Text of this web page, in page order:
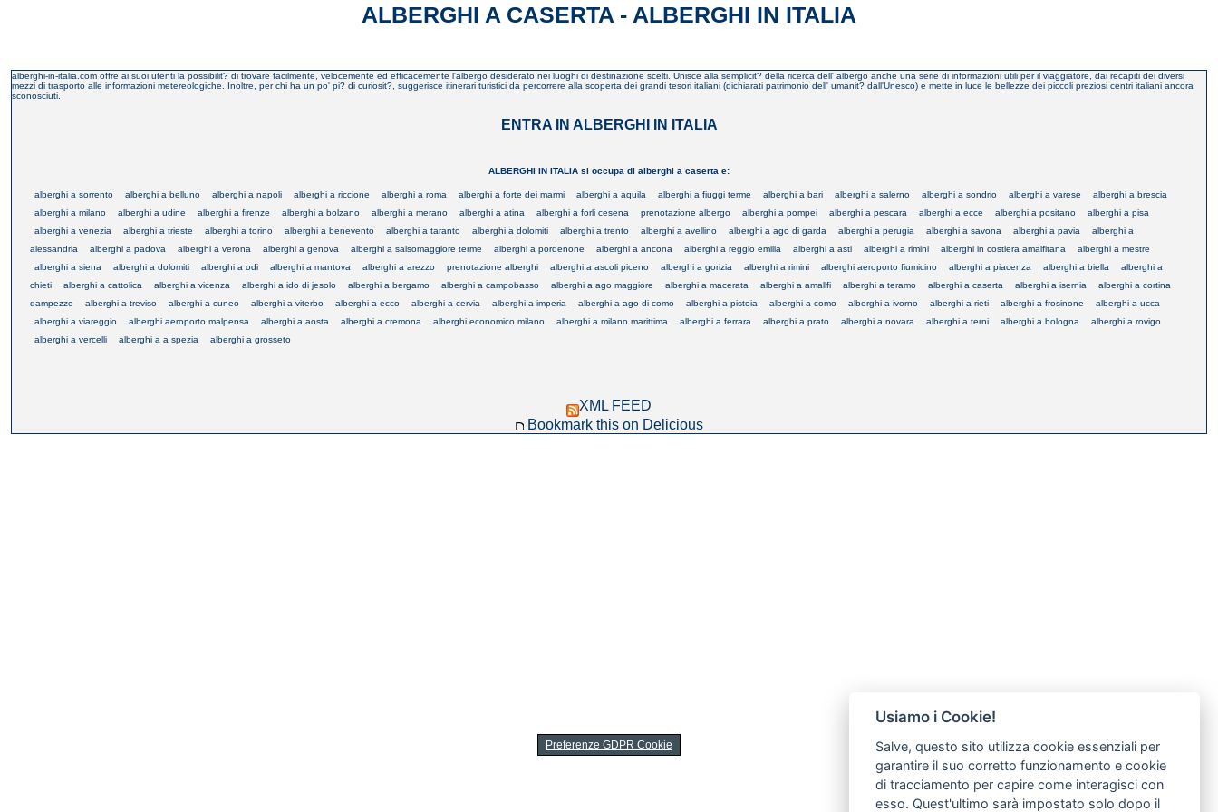
ALBERGHI A CASERTA - ALBERGHI IN ITALIA
alberghi-in-italia.com offre ai suoi utenti la possibilit? di trovare facilmente, velocemente ed efficacemente l'albergo desiderato nei luoghi di destinazione scelti. Unisce alla semplicit? della ricerca dell' albergo anche una serie di informazioni utili per il viaggiatore, dai recapiti dei diversi
mezzi di trasporto alle informazioni metereologiche. Inoltre, per chi ha un po' pi? di curiosit?, suggerisce itinerari turistici da percorrere alla scoperta dei grandi tesori italiani (dichiarati patrimonio dell' umanit? dall'Unesco) e mette in luce le bellezze dei piccoli preziosi centri italiani ancora
sconosciuti.
ENTRA IN ALBERGHI IN ITALIA
ALBERGHI IN ITALIA si occupa di alberghi a caserta e:
alberghi a sorrento alberghi a belluno alberghi a napoli alberghi a riccione alberghi a roma alberghi a forte dei marmi alberghi a aquila alberghi a fiuggi terme alberghi a bari alberghi a salerno alberghi a sondrio alberghi a varese
alberghi a brescia
alberghi a milano
alberghi a udine alberghi a firenze alberghi a bolzano alberghi a merano alberghi a atina alberghi a forli cesena prenotazione albergo alberghi a pompei alberghi a pescara alberghi a ecce alberghi a positano
alberghi a pisa
alberghi a venezia
alberghi a trieste alberghi a torino alberghi a benevento alberghi a taranto alberghi a dolomiti alberghi a trento alberghi a avellino alberghi a ago di garda alberghi a perugia alberghi a savona alberghi a pavia
alberghi a
alessandria
alberghi a padova alberghi a verona alberghi a genova alberghi a salsomaggiore terme alberghi a pordenone alberghi a ancona alberghi a reggio emilia alberghi a asti alberghi a rimini alberghi in costiera amalfitana
alberghi a mestre
alberghi a siena
alberghi a dolomiti alberghi a odi alberghi a mantova alberghi a arezzo prenotazione alberghi alberghi a ascoli piceno alberghi a gorizia alberghi a rimini alberghi aeroporto fiumicino alberghi a piacenza alberghi a biella
alberghi a
chieti
alberghi a cattolica alberghi a vicenza alberghi a ido di jesolo alberghi a bergamo alberghi a campobasso alberghi a ago maggiore alberghi a macerata alberghi a amallfi alberghi a teramo alberghi a caserta alberghi a isernia
alberghi a cortina
dampezzo
alberghi a treviso alberghi a cuneo alberghi a viterbo alberghi a ecco alberghi a cervia alberghi a imperia alberghi a ago di como alberghi a pistoia alberghi a como alberghi a ivorno alberghi a rieti alberghi a frosinone
alberghi a ucca
alberghi a viareggio
alberghi aeroporto malpensa alberghi a aosta alberghi a cremona alberghi economico milano alberghi a milano marittima alberghi a ferrara alberghi a prato alberghi a novara alberghi a terni alberghi a bologna
alberghi a rovigo
alberghi a vercelli
alberghi a a spezia alberghi a grosseto
XML FEED
Bookmark this on Delicious
Usiamo i Cookie!
Salve, questo sito utilizza cookie essenziali per
garantire il suo corretto funzionamento e cookie
di tracciamento per capire come interagisci con
esso. Quest'ultimo sarà impostato solo dopo il
Preferenze GDPR Cookie